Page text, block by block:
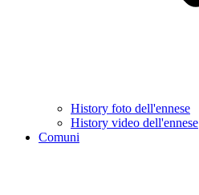
History foto dell'ennese
History video dell'ennese
Comuni